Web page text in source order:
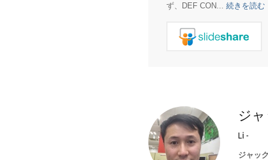
ず、DEF CON... 続きを読む
ジ
Li -
ジャッ